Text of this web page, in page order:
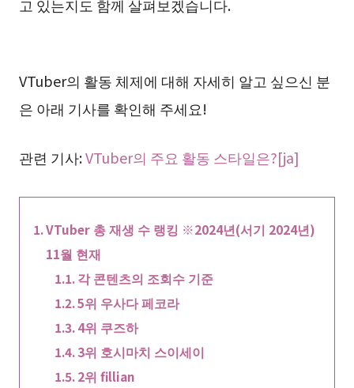
고 있는지도 함께 살펴보겠습니다.
VTuber의 활동 체제에 대해 자세히 알고 싶으신 분
은 아래 기사를 확인해 주세요!
관련 기사:VTuber의 주요 활동 스타일은?[ja]
VTuber 총 재생 수 랭킹 ※2024년(서기 2024년)
11월 현재
각 콘텐츠의 조회수 기준
5위 우사다 페코라
4위 쿠즈하
3위 호시마치 스이세이
2위 fillian